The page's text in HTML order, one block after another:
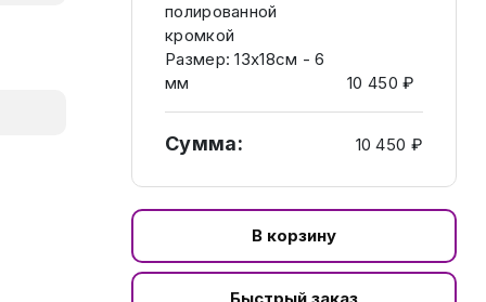
полированной
кромкой
Размер: 13х18см - 6
мм
10 450 ₽
Сумма: 10 450 ₽
В корзину
Быстрый заказ